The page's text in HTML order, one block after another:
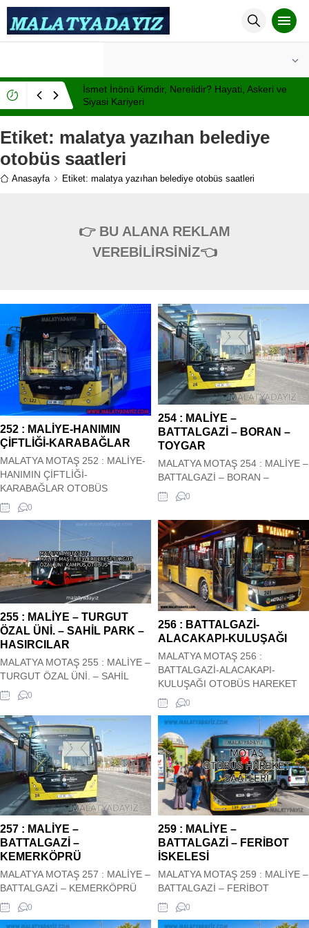
İsmet İnönü Kimdir, Nerelidir? Hayati, Askeri ve
Siyasi Kariyeri
Etiket: malatya yazıhan belediye
otobüs saatleri
Anasayfa Etiket: malatya yazıhan belediye otobüs saatleri
👉 BU ALANA REKLAM
VEREBİLİRSİNİZ👈
252 : MALİYE-HANIMIN
ÇİFTLİĞİ-KARABAĞLAR
MALATYA MOTAŞ 252 : MALİYE-
HANIMIN ÇİFTLİĞİ-
KARABAĞLAR OTOBÜS
HAREKET SAATLERİ Malatya
Motaş Şehir içi 252 : MALİYE-
HANIMIN ÇİFTLİĞİ-
KARABAĞLAR Otobüs Kalkış
saatleri siz değerli
ziyaretçilerimizin hizmetindedir.
Hareket saatleri güncel olup
sitemiz tarafından güncel olarak
çekilmektedir. 252 : MALİYE-
HANIMIN ÇİFTLİĞİ-
KARABAĞLAR OTOBÜS
0
254 : MALİYE –
BATTALGAZİ – BORAN –
TOYGAR
MALATYA MOTAŞ 254 : MALİYE –
BATTALGAZİ – BORAN –
TOYGAR OTOBÜS HAREKET
SAATLERİ Malatya Motaş Şehir içi
254 : MALİYE – BATTALGAZİ –
BORAN – TOYGAR Otobüs Kalkış
saatleri siz değerli
ziyaretçilerimizin hizmetindedir.
Hareket saatleri güncel olup
sitemiz tarafından güncel olarak
çekilmektedir. 254 : MALİYE –
0
255 : MALİYE – TURGUT
ÖZAL ÜNİ. – SAHİL PARK –
HASIRCILAR
MALATYA MOTAŞ 255 : MALİYE –
TURGUT ÖZAL ÜNİ. – SAHİL
PARK – HASIRCILAR OTOBÜS
HAREKET SAATLERİ Malatya
Motaş Şehir içi 255 : MALİYE –
TURGUT ÖZAL ÜNİ. – SAHİL
PARK – HASIRCILAR Otobüs
Kalkış saatleri siz değerli
ziyaretçilerimizin hizmetindedir.
Hareket saatleri güncel olup
sitemiz tarafından güncel olarak
çekilmektedir. ...
0
256 : BATTALGAZİ-
ALACAKAPI-KULUŞAĞI
MALATYA MOTAŞ 256 :
BATTALGAZİ-ALACAKAPI-
KULUŞAĞI OTOBÜS HAREKET
SAATLERİ Malatya Motaş Şehir içi
256 : BATTALGAZİ-ALACAKAPI-
KULUŞAĞI Otobüs Kalkış saatleri
siz değerli ziyaretçilerimizin
hizmetindedir. Hareket saatleri
güncel olup sitemiz tarafından
güncel olarak çekilmektedir. 256 :
BATTALGAZİ-ALACAKAPI-
KULUŞAĞI OTOBÜS HAREKET
SAATLERİ
0
257 : MALİYE –
BATTALGAZİ –
KEMERKÖPRÜ
MALATYA MOTAŞ 257 : MALİYE –
BATTALGAZİ – KEMERKÖPRÜ
OTOBÜS HAREKET SAATLERİ
Malatya Motaş Şehir içi 257 :
0
259 : MALİYE –
BATTALGAZİ – FERİBOT
İSKELESİ
MALATYA MOTAŞ 259 : MALİYE –
BATTALGAZİ – FERİBOT
İSKELESİ OTOBÜS HAREKET
SAATLERİ Malatya Motaş Şehir içi
0